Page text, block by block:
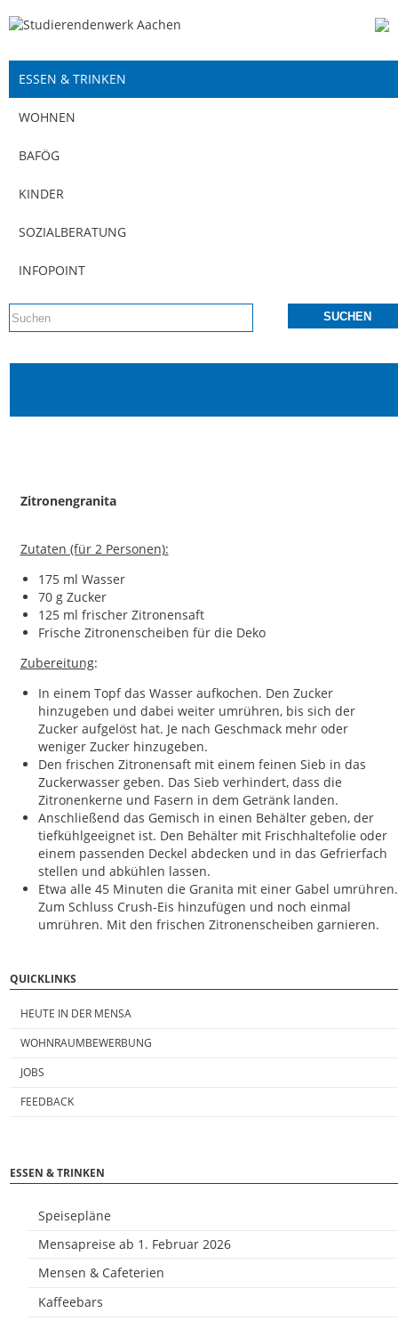
ESSEN & TRINKEN
WOHNEN
BAFÖG
KINDER
SOZIALBERATUNG
INFOPOINT
Zitronengranita
Zutaten (für 2 Personen):
175 ml Wasser
70 g Zucker
125 ml frischer Zitronensaft
Frische Zitronenscheiben für die Deko
Zubereitung:
In einem Topf das Wasser aufkochen. Den Zucker
hinzugeben und dabei weiter umrühren, bis sich der
Zucker aufgelöst hat. Je nach Geschmack mehr oder
weniger Zucker hinzugeben.
Den frischen Zitronensaft mit einem feinen Sieb in das
Zuckerwasser geben. Das Sieb verhindert, dass die
Zitronenkerne und Fasern in dem Getränk landen.
Anschließend das Gemisch in einen Behälter geben, der
tiefkühlgeeignet ist. Den Behälter mit Frischhaltefolie oder
einem passenden Deckel abdecken und in das Gefrierfach
stellen und abkühlen lassen.
Etwa alle 45 Minuten die Granita mit einer Gabel umrühren.
Zum Schluss Crush-Eis hinzufügen und noch einmal
umrühren. Mit den frischen Zitronenscheiben garnieren.
QUICKLINKS
HEUTE IN DER MENSA
WOHNRAUMBEWERBUNG
JOBS
FEEDBACK
ESSEN & TRINKEN
Speisepläne
Mensapreise ab 1. Februar 2026
Mensen & Cafeterien
Kaffeebars